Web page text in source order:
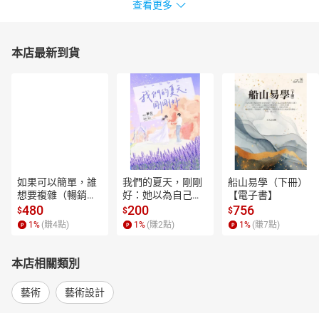
查看更多
本店最新到貨
如果可以簡單，誰
想要複雜（暢銷經
典新編版）【電子
書】
$480
1 % (賺4點)
我們的夏天，剛剛
好：她以為自己只
是逃離一段失敗的
愛，卻在薰衣草盛
開的山裡，重新學
$200
1 % (賺2點)
船山易學（下冊）
【電子書】
$756
1 % (賺7點)
本店相關類別
藝術 藝術設計